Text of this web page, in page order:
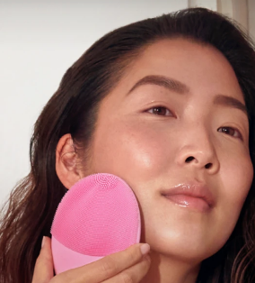
FAQ™ Pure Beauty-Tech Elixir
BREAKING NEWS
issa™ Teeth Whitening Set
Dil Seçimi
English Deutsch
Français
Italiano
Polski
Svenska
Türkçe
简体中文